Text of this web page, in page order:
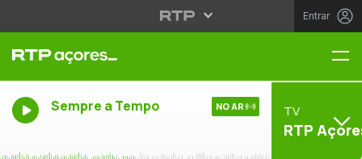
Entrar
Sempre a Tempo NO AR TV
RTP